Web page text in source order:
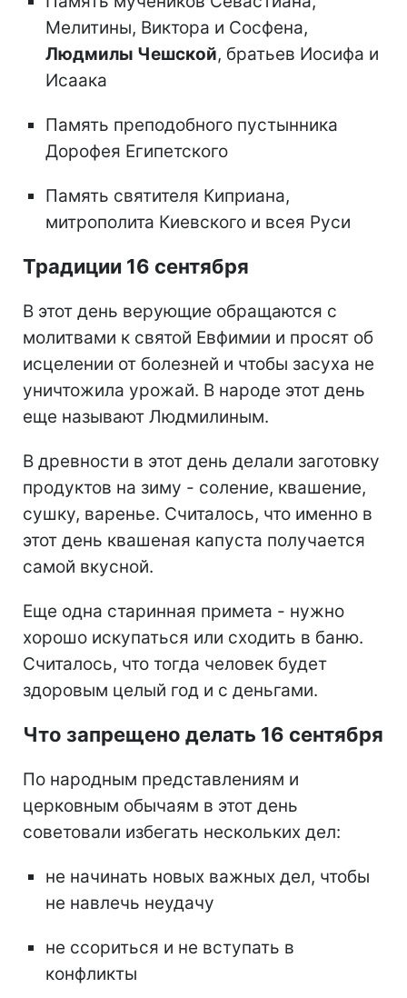
Мелитины, Виктора и Сосфена,
Людмилы Чешской, братьев Иосифа и
Исаака
Память преподобного пустынника
Дорофея Египетского
Память святителя Киприана,
митрополита Киевского и всея Руси
Традиции 16 сентября
В этот день верующие обращаются с
молитвами к святой Евфимии и просят об
исцелении от болезней и чтобы засуха не
уничтожила урожай. В народе этот день
еще называют Людмилиным.
В древности в этот день делали заготовку
продуктов на зиму - соление, квашение,
сушку, варенье. Считалось, что именно в
этот день квашеная капуста получается
самой вкусной.
Еще одна старинная примета - нужно
хорошо искупаться или сходить в баню.
Считалось, что тогда человек будет
здоровым целый год и с деньгами.
Что запрещено делать 16 сентября
По народным представлениям и
церковным обычаям в этот день
советовали избегать нескольких дел:
не начинать новых важных дел, чтобы
не навлечь неудачу
не ссориться и не вступать в
конфликты